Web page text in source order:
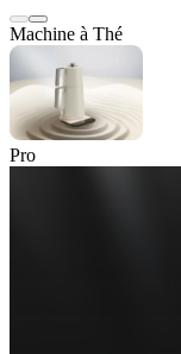
Machine à Thé
Pro